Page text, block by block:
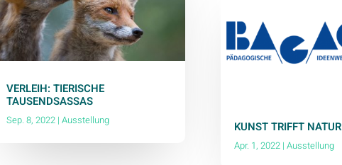
VERLEIH: TIERISCHE
TAUSENDSASSAS
Sep. 8, 2022 |Ausstellung KUNST TRIFFT NATUR
Apr. 1, 2022| Ausstellung